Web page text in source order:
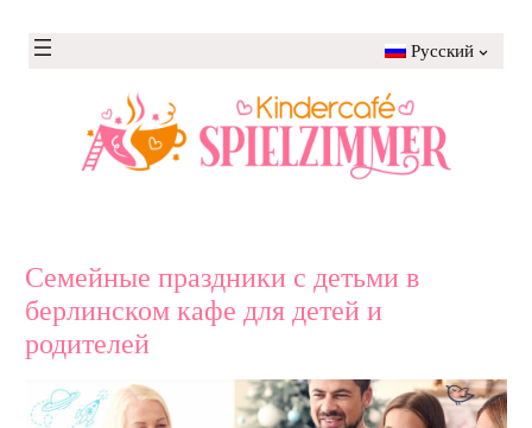
Русский
Семейные праздники с детьми в
берлинском кафе для детей и
родителей